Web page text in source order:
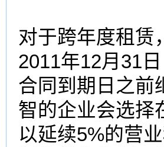
对于跨年度租赁
2011年12月31
合同到期日之前
智的企业会选择
以延续5%的营